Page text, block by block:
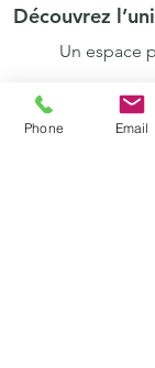
Découvrez
Un espace
où
Phone Email